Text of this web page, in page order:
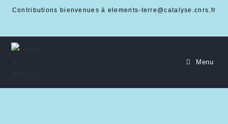
Contributions bienvenues à elements-terre@catalyse.cnrs.fr
Menu